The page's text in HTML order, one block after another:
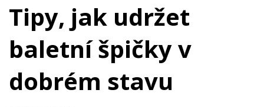
Tipy, jak udržet
baletní špičky v
dobrém stavu